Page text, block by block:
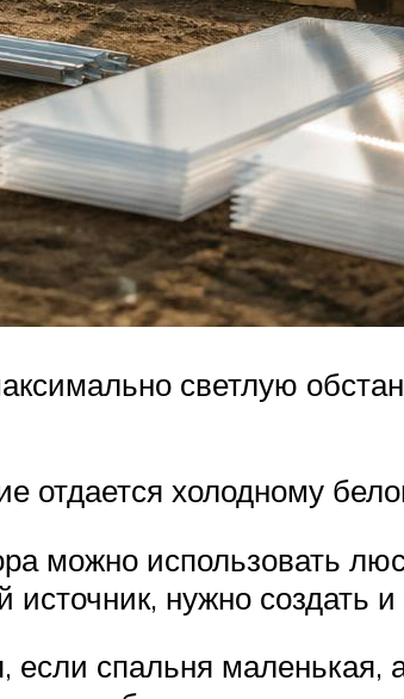
светлую
отдается холодному
можно использовать
нужно создать
спальня маленькая,